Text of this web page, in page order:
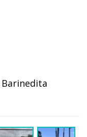
Barinedita